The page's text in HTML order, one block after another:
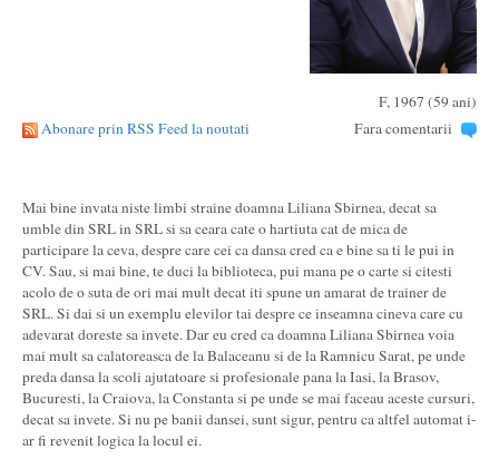
F, 1967 (59 ani)
Abonare prin RSS Feed la noutati
Fara comentarii
Mai bine invata niste limbi straine doamna Liliana Sbirnea, decat sa
umble din SRL in SRL si sa ceara cate o hartiuta cat de mica de
participare la ceva, despre care cei ca dansa cred ca e bine sa ti le pui in
CV. Sau, si mai bine, te duci la biblioteca, pui mana pe o carte si citesti
acolo de o suta de ori mai mult decat iti spune un amarat de trainer de
SRL. Si dai si un exemplu elevilor tai despre ce inseamna cineva care cu
adevarat doreste sa invete. Dar eu cred ca doamna Liliana Sbirnea voia
mai mult sa calatoreasca de la Balaceanu si de la Ramnicu Sarat, pe unde
preda dansa la scoli ajutatoare si profesionale pana la Iasi, la Brasov,
Bucuresti, la Craiova, la Constanta si pe unde se mai faceau aceste cursuri,
decat sa invete. Si nu pe banii dansei, sunt sigur, pentru ca altfel automat i-
ar fi revenit logica la locul ei.